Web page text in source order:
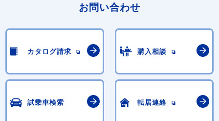
お問い合わせ
カタログ請求 購入相談
試乗車検索 転居連絡